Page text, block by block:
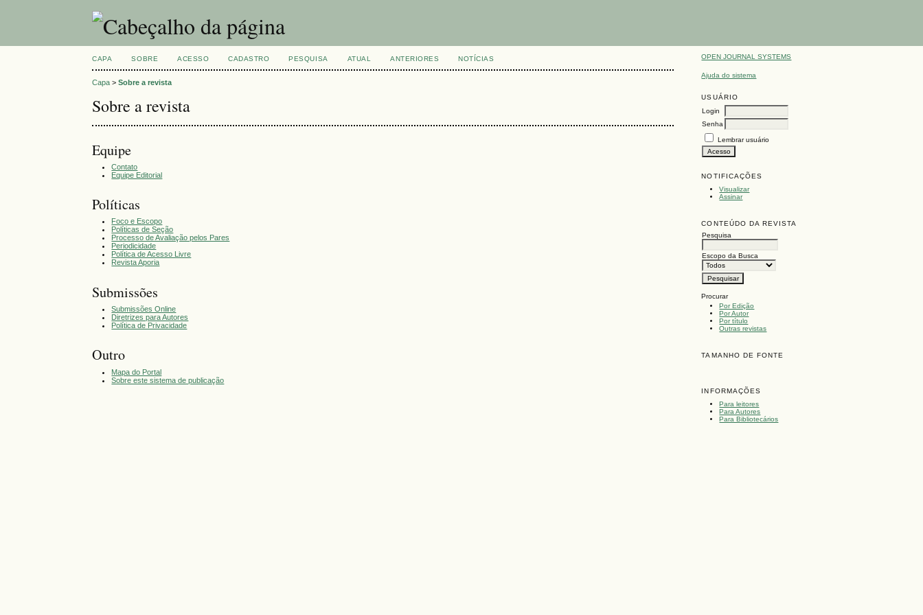
OPEN JOURNAL SYSTEMS
Ajuda do sistema
USUÁRIO
Login
Senha
Lembrar usuário
NOTIFICAÇÕES
Visualizar
Assinar
CONTEÚDO DA REVISTA
Pesquisa
Escopo da Busca
Procurar
Por Edição
Por Autor
Por título
Outras revistas
TAMANHO DE FONTE
INFORMAÇÕES
Para leitores
Para Autores
Para Bibliotecários
CAPA SOBRE ACESSO CADASTRO PESQUISA ATUAL ANTERIORES NOTÍCIAS
Capa >Sobre a revista
Sobre a revista
Equipe
Contato
Equipe Editorial
Políticas
Foco e Escopo
Políticas de Seção
Processo de Avaliação pelos Pares
Periodicidade
Política de Acesso Livre
Revista Aporia
Submissões
Submissões Online
Diretrizes para Autores
Política de Privacidade
Outro
Mapa do Portal
Sobre este sistema de publicação